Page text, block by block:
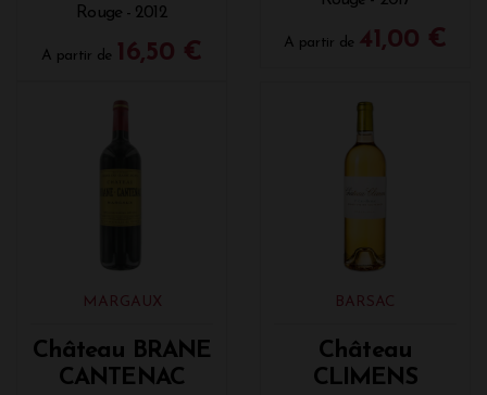
Rouge - 2012
A partir de 16,50 € A partir de 41,00 €
MARGAUX
Château BRANE
CANTENAC
BARSAC
Château
CLIMENS